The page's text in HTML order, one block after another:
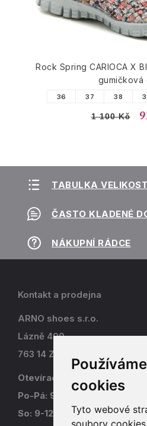
cookies
Tyto webové
soubory
Rock Spring CARIOCA X
gumičková
36 37 38
1 100 Kč
TABULKA
ČASTO KLADENÉ
NÁKUPNÍ RÁDCE
Kontakt a prodejna
ARNO shoes s.r.o.
Lázně 490
763 14 Zlín - Kostelec
Otevírací doba
Po-Pá: 9-17
So: 9-12